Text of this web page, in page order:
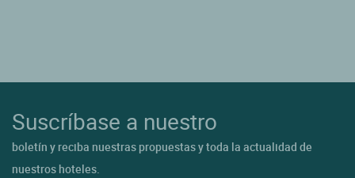
Suscríbase a nuestro
boletín y reciba nuestras propuestas y toda la actualidad de
nuestros hoteles.